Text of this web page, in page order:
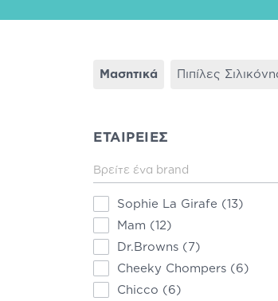
Μασητικά Πιπίλες
ΕΤΑΙΡΕΙΕΣ
Sophie La Girafe (13)
Mam (12)
Dr.Browns (7)
Cheeky Chompers (6)
Chicco (6)